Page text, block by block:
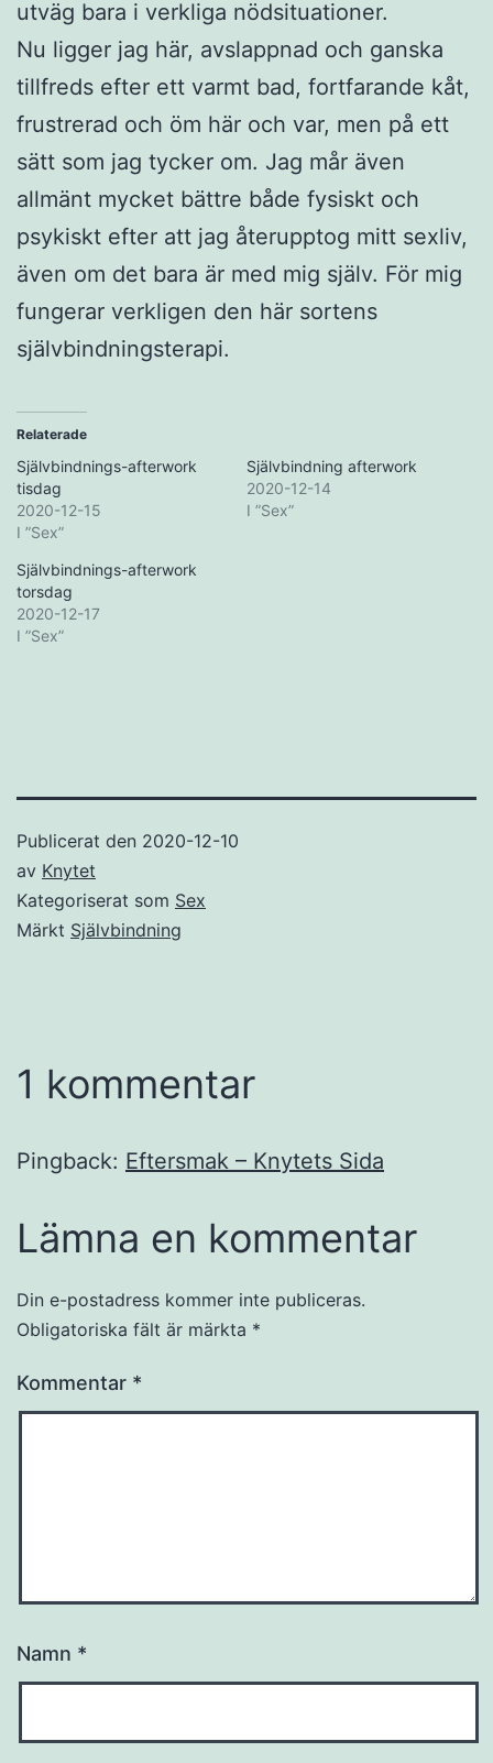
utväg bara i verkliga nödsituationer.
Nu ligger jag här, avslappnad och ganska
tillfreds efter ett varmt bad, fortfarande kåt,
frustrerad och öm här och var, men på ett
sätt som jag tycker om. Jag mår även
allmänt mycket bättre både fysiskt och
psykiskt efter att jag återupptog mitt sexliv,
även om det bara är med mig själv. För mig
fungerar verkligen den här sortens
självbindningsterapi.
Relaterade
Självbindnings-afterwork
tisdag
2020-12-15
I ”Sex”
Självbindning afterwork
2020-12-14
I ”Sex”
Självbindnings-afterwork
torsdag
2020-12-17
I ”Sex”
Publicerat den 2020-12-10
av Knytet
Kategoriserat som Sex
Märkt Självbindning
1 kommentar
Pingback: Eftersmak – Knytets Sida
Lämna en kommentar
Din e-postadress kommer inte publiceras.
Obligatoriska fält är märkta *
Kommentar *
Namn *